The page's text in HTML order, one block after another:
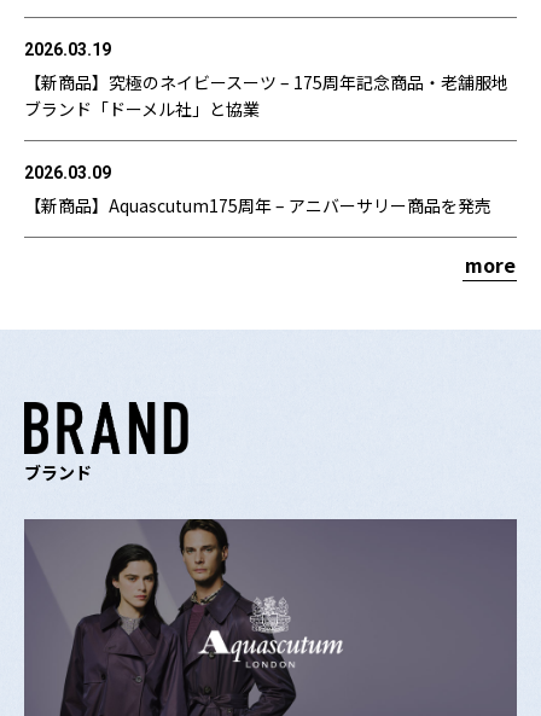
2026.03.19
【新商品】究極のネイビースーツ – 175周年記念商品・老舗服地
ブランド「ドーメル社」と協業
2026.03.09
【新商品】Aquascutum175周年 – アニバーサリー商品を発売
more
ブランド